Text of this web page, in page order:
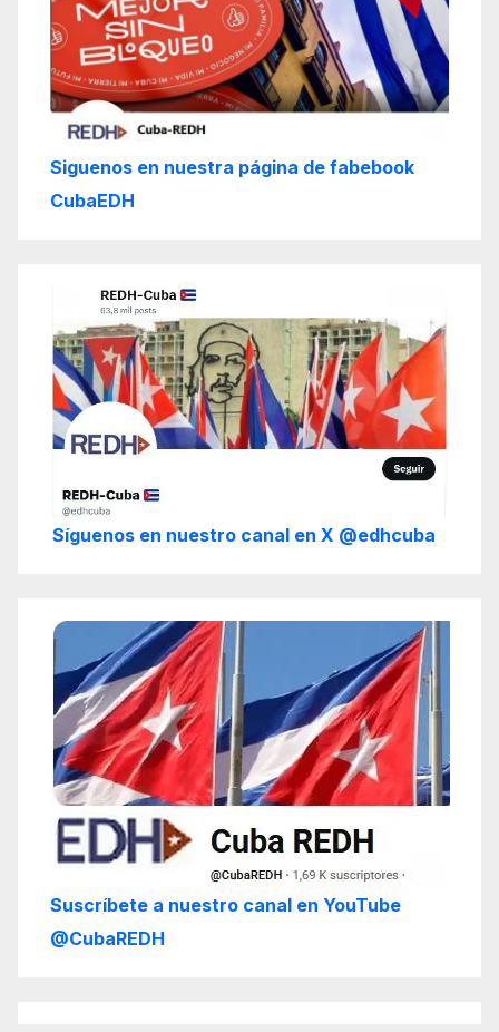
Siguenos en nuestra página de fabebook
CubaEDH
Síguenos en nuestro canal en X @edhcuba
Suscríbete a nuestro canal en YouTube
@CubaREDH